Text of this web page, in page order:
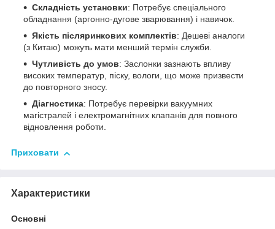
Складність установки: Потребує спеціального
обладнання (аргонно-дугове зварювання) і навичок.
Якість післяринкових комплектів: Дешеві аналоги
(з Китаю) можуть мати менший термін служби.
Чутливість до умов: Заслонки зазнають впливу
високих температур, піску, вологи, що може призвести
до повторного зносу.
Діагностика: Потребує перевірки вакуумних
магістралей і електромагнітних клапанів для повного
відновлення роботи.
Приховати
Характеристики
Основні